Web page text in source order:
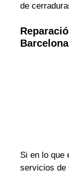
de
Barcelona
Si en lo que
servicios de